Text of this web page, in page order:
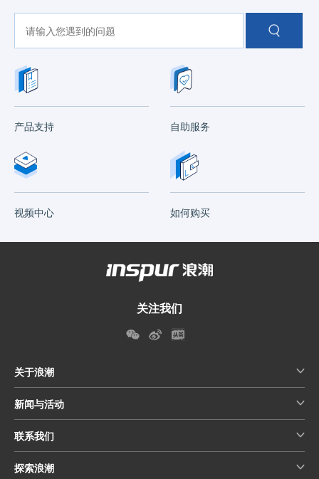
产品支持 自助服务
视频中心 如何购买
关注我们
关于浪潮
新闻与活动
联系我们
探索浪潮